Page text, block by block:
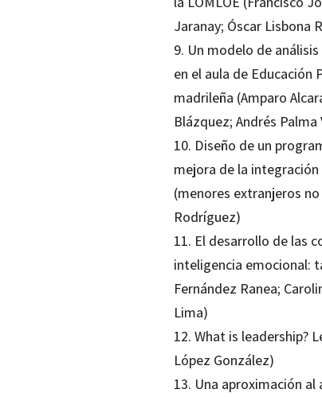
Jaranay; Óscar Lisbona
9. Un modelo de
en el aula de Educación
madrileña (Amparo
Blázquez; Andrés
10. Diseño de un
mejora de la
(menores extranjeros
Rodríguez)
11. El desarrollo de las
inteligencia emocional:
Fernández Ranea;
Lima)
12. What is leadership?
López González)
13. Una aproximación